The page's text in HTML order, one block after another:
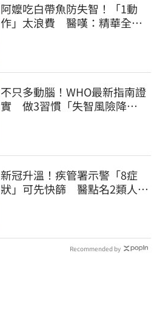
阿嬤吃白帶魚防失智！「1動
作」太浪費 醫嘆：精華全沒
不只多動腦！WHO最新指南證
實 做3習慣「失智風險降
新冠升溫！疾管署示警「8症
狀」可先快篩 醫點名2類人重
Recommended by